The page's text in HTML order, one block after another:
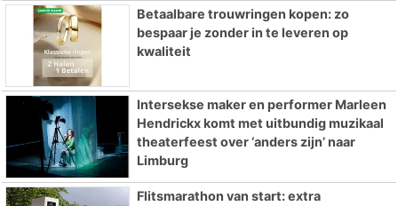
Betaalbare trouwringen kopen: zo
bespaar je zonder in te leveren op
kwaliteit
Intersekse maker en performer Marleen
Hendrickx komt met uitbundig muzikaal
theaterfeest over ‘anders zijn’ naar
Limburg
Flitsmarathon van start: extra